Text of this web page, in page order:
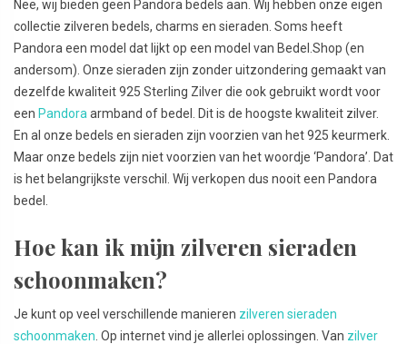
Nee, wij bieden geen Pandora bedels aan. Wij hebben onze eigen
collectie zilveren bedels, charms en sieraden. Soms heeft
Pandora een model dat lijkt op een model van Bedel.Shop (en
andersom). Onze sieraden zijn zonder uitzondering gemaakt van
dezelfde kwaliteit 925 Sterling Zilver die ook gebruikt wordt voor
een Pandora armband of bedel. Dit is de hoogste kwaliteit zilver.
En al onze bedels en sieraden zijn voorzien van het 925 keurmerk.
Maar onze bedels zijn niet voorzien van het woordje ‘Pandora’. Dat
is het belangrijkste verschil. Wij verkopen dus nooit een Pandora
bedel.
Hoe kan ik mijn zilveren sieraden
schoonmaken?
Je kunt op veel verschillende manieren zilveren sieraden
schoonmaken . Op internet vind je allerlei oplossingen. Van zilver